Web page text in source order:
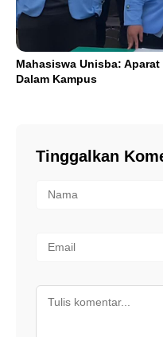
Mahasiswa Unisba:
Dalam Kampus
Tinggalkan